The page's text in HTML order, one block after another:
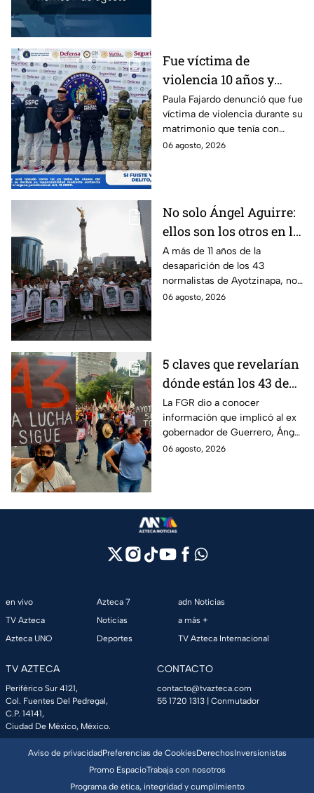
Fue víctima de
violencia 10 años y
hasta ahora detienen al
presunto agresor: el
caso de Paula Fajardo
Paula Fajardo denunció que fue
víctima de violencia durante su
matrimonio que tenía con
Jorge Francisco “N”, quien fue
06 agosto, 2026
No solo Ángel Aguirre:
ellos son los otros en la
lupa por el caso
Ayotzinapa
A más de 11 años de la
desaparición de los 43
normalistas de Ayotzinapa, no
se ha conocido el paradero de
06 agosto, 2026
5 claves que revelarían
dónde están los 43 de
Ayotzinapa tras
captura de Ángel
Aguirre, ex gobernador
de Guerrero
La FGR dio a conocer
información que implicó al ex
gobernador de Guerrero, Ángel
Aguirre, quien fue detenido
06 agosto, 2026
en vivo
TV Azteca
Azteca UNO
Azteca 7
Noticias
Deportes
adn Noticias
a más +
TV Azteca Internacional
TV AZTECA
Periférico Sur 4121,
Col. Fuentes Del Pedregal,
C.P. 14141,
Ciudad De México, México.
CONTACTO
contacto@tvazteca.com
55 1720 1313 | Conmutador
Aviso de privacidadPreferencias de CookiesDerechosInversionistas
Promo EspacioTrabaja con nosotros
Programa de ética, integridad y cumplimiento